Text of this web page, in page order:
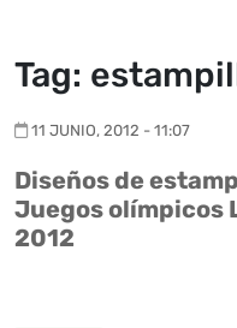
Tag:
11 JUNIO, 2012 - 11:07
Diseños de
Juegos olímpicos
2012